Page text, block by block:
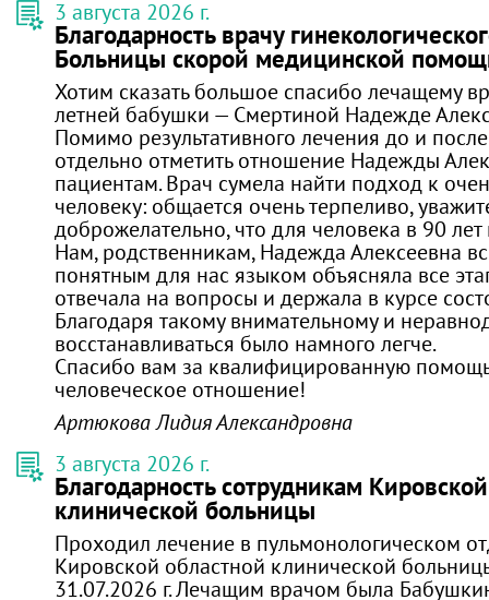
3 августа 2026 г.
Благодарность врачу
Больницы скорой медицинской
Хотим сказать большое спасибо лечащему
летней бабушки — Смертиной Надежде
​Помимо результативного лечения до и
отдельно отметить отношение Надежды
пациентам. Врач сумела найти подход к
человеку: общается очень терпеливо,
доброжелательно, что для человека в 90
​Нам, родственникам, Надежда Алексеевна
понятным для нас языком объясняла все
отвечала на вопросы и держала в курсе
Благодаря такому внимательному и
восстанавливаться было намного легче.
​Спасибо вам за квалифицированную
человеческое отношение!
Артюкова Лидия Александровна
3 августа 2026 г.
Благодарность сотрудникам
клинической больницы
Проходил лечение в пульмонологическом
Кировской областной клинической
31.07.2026 г. Лечащим врачом была